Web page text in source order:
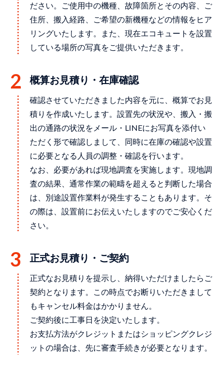
ださい。ご使用中の機種、故障箇所とその内容、ご
住所、搬入経路、ご希望の新機種などの情報をヒア
リングいたします。また、現在エコキュートを設置
している場所の写真をご提供いただきます。
概算お見積り・在庫確認
確認させていただきました内容を元に、概算でお見
積りを作成いたします。設置先の状況や、搬入・搬
出の通路の状況をメール・LINEにお写真を添付い
ただく形で確認しまして、同時に在庫の確認や設置
に必要となる人員の調整・確認を行います。
なお、必要があれば現地調査を実施します。現地調
査の結果、通常作業の範疇を超えると判断した場合
は、別途設置作業料が発生することもあります。そ
の際は、設置前にお伝えいたしますのでご安心くだ
さい。
正式お見積り・ご契約
正式なお見積りを提示し、納得いただけましたらご
契約となります。この時点でお断りいただきまして
もキャンセル料金はかかりません。
ご契約後に工事日を決定いたします。
お支払方法がクレジットまたはショッピングクレジ
ットの場合は、先に審査手続きが必要となります。